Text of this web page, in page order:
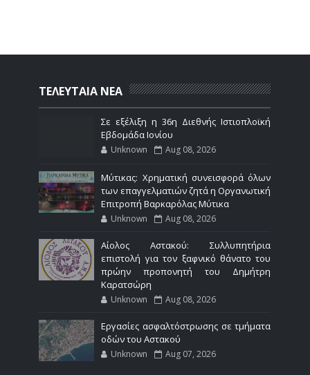
ΤΕΛΕΥΤΑΙΑ ΝΕΑ
Σε εξέλιξη η 36η Διεθνής Ιστιοπλοϊκή
Εβδομάδα Ιονίου
Unknown Aug 08, 2026
Μύτικας: Χρηματική συνεισφορά όλων
των επαγγελματιών ζητά η Οργανωτική
Επιτροπή Βαρκαρόλας Μύτικα
Unknown Aug 08, 2026
Αίολος Αστακού: Συλλυπητήρια
επιστολή για τον ξαφνικό θάνατο του
πρώην προπονητή του Δημήτρη
Καρατσώρη
Unknown Aug 08, 2026
Εργασίες ασφαλτόστρωσης σε τμήματα
οδών του Αστακού
Unknown Aug 07, 2026